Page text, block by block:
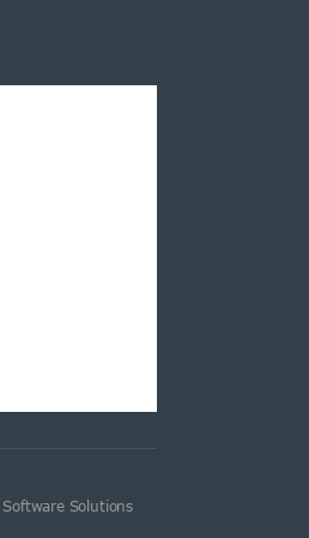
Software Solutions